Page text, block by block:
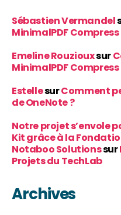
Sébastien Vermandel
MinimalPDF Compress
Emeline Rouziouxsur
MinimalPDF Compress
EstellesurComment
de OneNote ?
Notre projet s’envole
Kit grâce à la
Notaboo Solutionssur
Projets du TechLab
Archives